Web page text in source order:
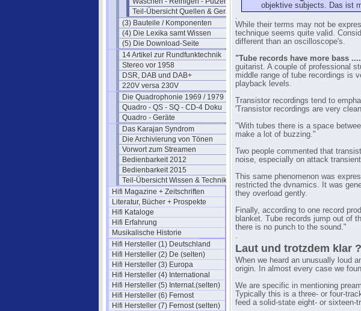
Teil-Übersicht Quellen & Geräte
(3) Bauteile / Komponenten
(4) Die Lexika samt Wissen
(5) Die Download-Seite
14 Artikel zur Rundfunktechnik
Stereo vor 1958
DSR, DAB und DAB+
220V versa 230V
Die Quadrophonie 1969 / 1979
Quadro - QS - SQ - CD-4 Doku
Quadro - Geräte
Das Karajan Syndrom
Die Archivierung von Tönen
Vorwort zum Streamen
Bedienbarkeit 2012
Bedienbarkeit 2015
Teil-Übersicht Wissen & Technik
Hifi Magazine + Zeitschriften
Literatur, Bücher + Prospekte
Hifi Kataloge
Hifi Erfahrung
Musikalische Historie
Hifi Hersteller (1) Deutschland
Hifi Hersteller (2) De (selten)
Hifi Hersteller (3) Europa
Hifi Hersteller (4) International
Hifi Hersteller (5) Internat.(selten)
Hifi Hersteller (6) Fernost
Hifi Hersteller (7) Fernost (selten)
objektive subjects. Das ist
.
While their terms may not be
technique seems quite valid.
different than an oscilloscope's.
"Tube records have more bass
guitarist. A couple of professional
middle range of tube recordings is
playback levels.
Transistor recordings tend to
'Transistor recordings are very
"With tubes there is a space
make a lot of buzzing."
Two people commented that
noise, especially on attack
This same phenomenon was
restricted the dvnamics. It was
they overload gently.
Finally, according to one record
blanket. Tube records jump out of
there is no punch to the sound."
.
Laut und trotzdem klar
When we heard an unusually loud
origin. In almost every case we
We are specific in mentioning
Typically this is a three- or four-
feed a solid-state eight- or sixteen-